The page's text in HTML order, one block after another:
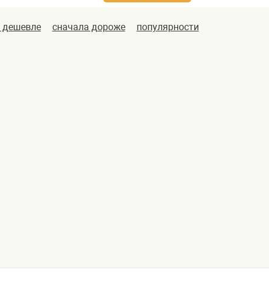
дешевле сначала дороже популярности